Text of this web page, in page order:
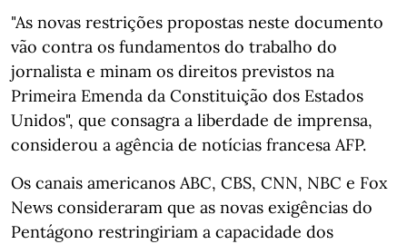
"As novas restrições propostas neste documento
vão contra os fundamentos do trabalho do
jornalista e minam os direitos previstos na
Primeira Emenda da Constituição dos Estados
Unidos", que consagra a liberdade de imprensa,
considerou a agência de notícias francesa AFP.
Os canais americanos ABC, CBS, CNN, NBC e Fox
News consideraram que as novas exigências do
Pentágono restringiriam a capacidade dos